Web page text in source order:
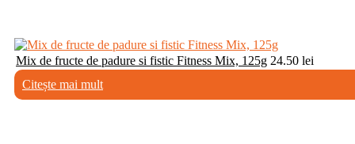
Mix de fructe de padure si fistic Fitness Mix, 125g 24.50 lei
Citește mai mult